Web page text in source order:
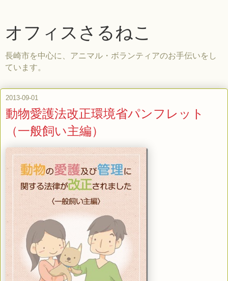
オフィスさるねこ
長崎市を中心に、アニマル・ボランティアのお手伝いをし
ています。
2013-09-01
動物愛護法改正環境省パンフレット
（一般飼い主編）